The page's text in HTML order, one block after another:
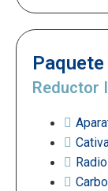
Paquete
Reductor